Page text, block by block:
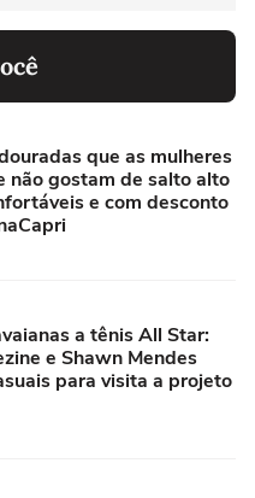
que as mulheres
não gostam de salto alto
e com desconto
a tênis All Star:
e Shawn Mendes
para visita a projeto